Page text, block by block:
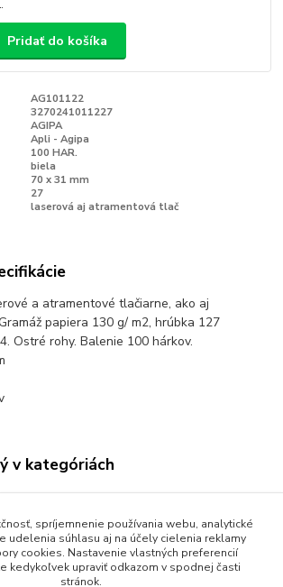
Pridať do košíka
AG101122
3270241011227
AGIPA
Apli - Agipa
100 HAR.
biela
70 x 31 mm
27
laserová aj atramentová tlač
a atramentové tlačiarne, ako aj
papiera 130 g/ m2, hrúbka 127
Ostré rohy. Balenie 100 hárkov.
v kategóriách
biele
biele 100 hárkové
spríjemnenie používania webu, analytické
udelenia súhlasu aj na účely cielenia reklamy
cookies. Nastavenie vlastných preferencií
kedykoľvek upraviť odkazom v spodnej časti
stránok.